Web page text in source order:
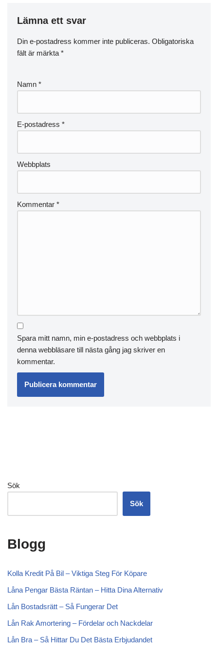
Lämna ett svar
Din e-postadress kommer inte publiceras. Obligatoriska
fält är märkta *
Namn *
E-postadress *
Webbplats
Kommentar *
Spara mitt namn, min e-postadress och webbplats i
denna webbläsare till nästa gång jag skriver en
kommentar.
Sök
Sök
Blogg
Kolla Kredit På Bil – Viktiga Steg För Köpare
Låna Pengar Bästa Räntan – Hitta Dina Alternativ
Lån Bostadsrätt – Så Fungerar Det
Lån Rak Amortering – Fördelar och Nackdelar
Lån Bra – Så Hittar Du Det Bästa Erbjudandet